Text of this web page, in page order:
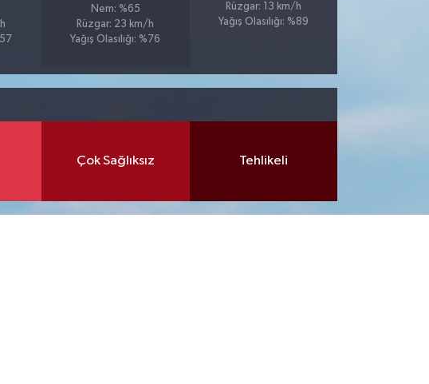
Nem: %65
Rüzgar: 23 km/h
Yağış Olasılığı: %76
Rüzgar: 13 km/h
Yağış Olasılığı: %89
Çok Sağlıksız Tehlikeli